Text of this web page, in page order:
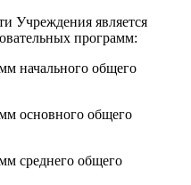
Учреждения является
программ:
начального общего
основного общего
среднего общего